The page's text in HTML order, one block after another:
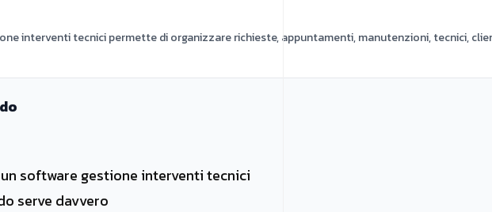
interventi tecnici permette di organizzare richieste, appuntamenti, manutenzioni, tecnici,
un software gestione interventi tecnici
serve davvero